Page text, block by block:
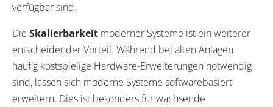
verfügbar sind.
Die Skalierbarkeit moderner Systeme ist ein weiterer
entscheidender Vorteil. Während bei alten Anlagen
häufig kostspielige Hardware-Erweiterungen notwendig
sind, lassen sich moderne Systeme softwarebasiert
erweitern. Dies ist besonders für wachsende